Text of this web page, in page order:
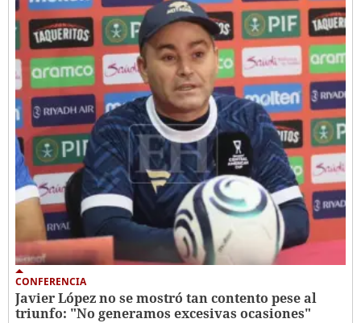
CONFERENCIA
Javier López no se mostró tan contento pese al
triunfo: "No generamos excesivas ocasiones"